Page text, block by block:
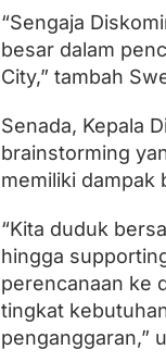
e
n
g
a
n
i
s
F
d
-
M
“Sengaja
besar dalam
City,” tambah
Senada, Kepala
brainstorming
memiliki dampak
“Kita duduk
hingga
perencanaan ke
tingkat
penganggaran,”